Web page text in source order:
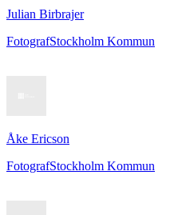
Julian Birbrajer
FotografStockholm Kommun
Åke Ericson
FotografStockholm Kommun